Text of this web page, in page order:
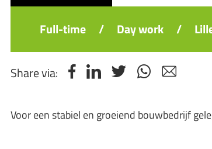
Full-time / Day work /
Share via:
Voor een stabiel en groeiend bouwbedrijf